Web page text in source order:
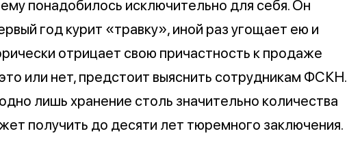
понадобилось исключительно для себя. Он
год курит «травку», иной раз угощает ею и
отрицает свою причастность к продаже
или нет, предстоит выяснить сотрудникам ФСКН.
лишь хранение столь значительно количества
получить до десяти лет тюремного заключения.